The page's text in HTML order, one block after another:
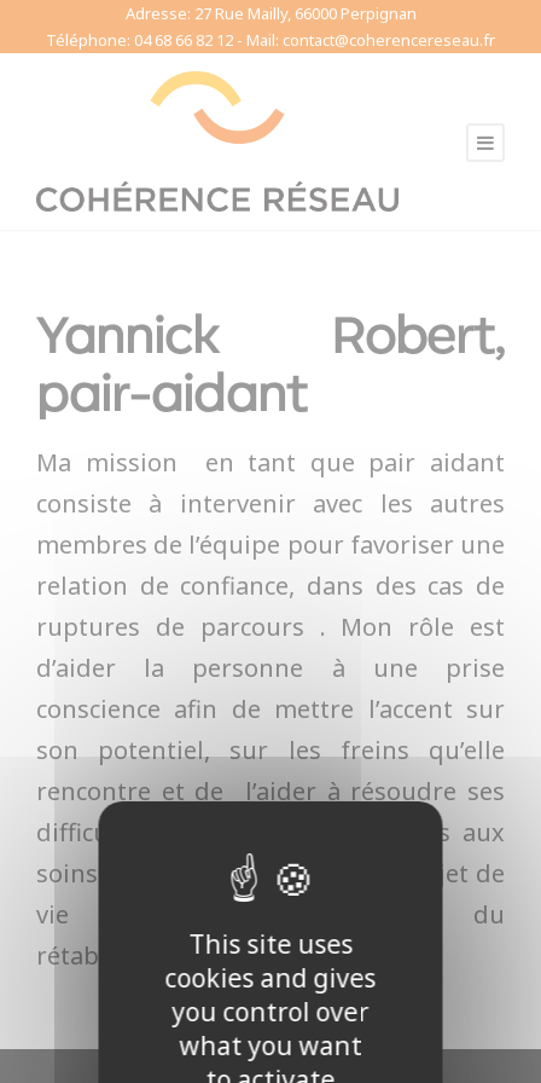
Adresse: 27 Rue Mailly, 66000 Perpignan
Téléphone: 04 68 66 82 12 - Mail: contact@coherencereseau.fr
Yannick Robert,
pair-aidant
Ma mission en tant que pair aidant
consiste à intervenir avec les autres
membres de l’équipe pour favoriser une
relation de confiance, dans des cas de
ruptures de parcours . Mon rôle est
d’aider la personne à une prise
conscience afin de mettre l’accent sur
son potentiel, sur les freins qu’elle
rencontre et de l’aider à résoudre ses
difficultés dans le cadre de l’accès aux
soins , de la réalisation de son projet de
vie dans la perspective du
rétablissement.
Cookies management panel
This site uses
cookies and gives
you control over
what you want